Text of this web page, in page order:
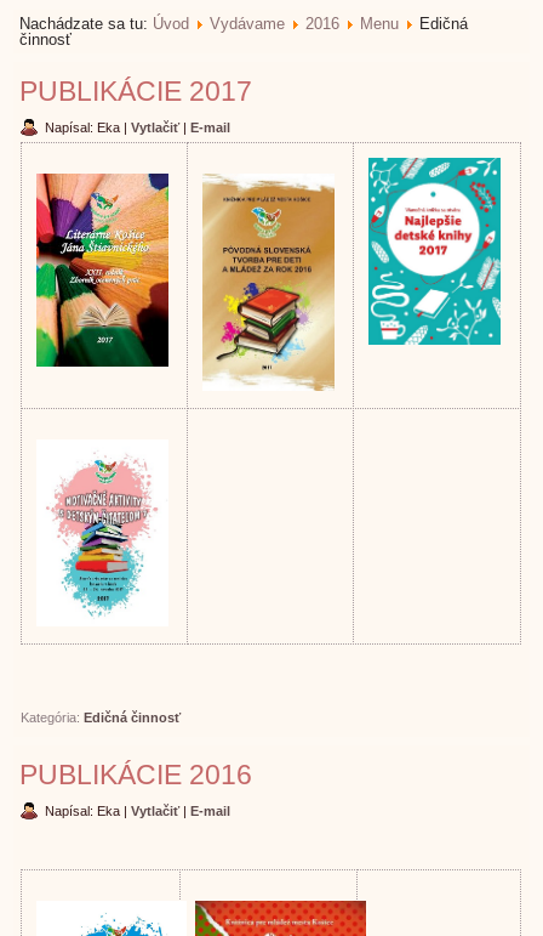
Nachádzate sa tu: Úvod Vydávame 2016 Menu
Edičná
činnosť
PUBLIKÁCIE 2017
Napísal: Eka |Vytlačiť |E-mail
Kategória:Edičná činnosť
PUBLIKÁCIE 2016
Napísal: Eka |Vytlačiť |E-mail